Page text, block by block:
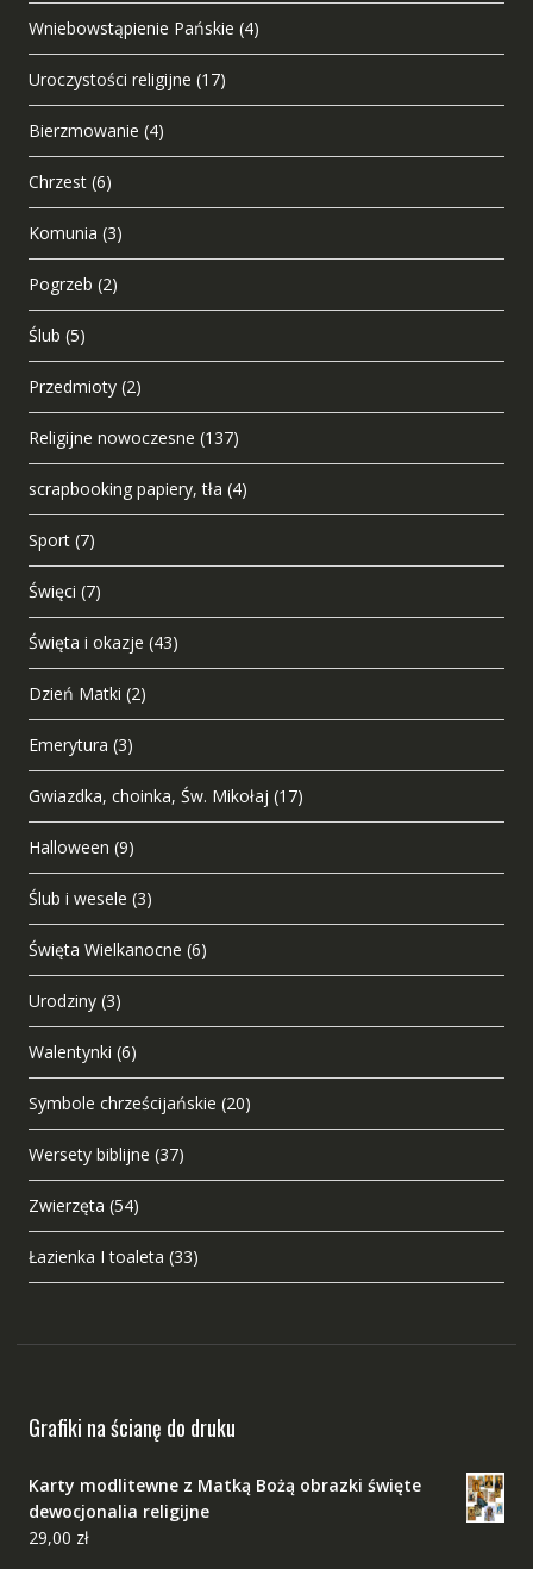
Wniebowstąpienie Pańskie (4)
Uroczystości religijne (17)
Bierzmowanie (4)
Chrzest (6)
Komunia (3)
Pogrzeb (2)
Ślub (5)
Przedmioty (2)
Religijne nowoczesne (137)
scrapbooking papiery, tła (4)
Sport (7)
Święci (7)
Święta i okazje (43)
Dzień Matki (2)
Emerytura (3)
Gwiazdka, choinka, Św. Mikołaj (17)
Halloween (9)
Ślub i wesele (3)
Święta Wielkanocne (6)
Urodziny (3)
Walentynki (6)
Symbole chrześcijańskie (20)
Wersety biblijne (37)
Zwierzęta (54)
Łazienka I toaleta (33)
Grafiki na ścianę do druku
Karty modlitewne z Matką Bożą obrazki święte
dewocjonalia religijne
29,00 zł